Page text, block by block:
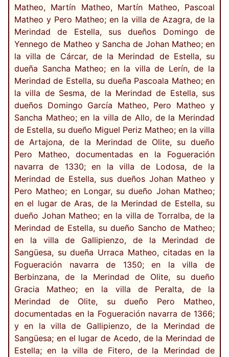
Matheo, Martín Matheo, Martín Matheo, Pascoal
Matheo y Pero Matheo; en la villa de Azagra, de la
Merindad de Estella, sus dueños Domingo de
Yennego de Matheo y Sancha de Johan Matheo; en
la villa de Cárcar, de la Merindad de Estella, su
dueña Sancha Matheo; en la villa de Lerín, de la
Merindad de Estella, su dueña Pascoala Matheo; en
la villa de Sesma, de la Merindad de Estella, sus
dueños Domingo García Matheo, Pero Matheo y
Sancha Matheo; en la villa de Allo, de la Merindad
de Estella, su dueño Miguel Periz Matheo; en la villa
de Artajona, de la Merindad de Olite, su dueño
Pero Matheo, documentadas en la Fogueración
navarra de 1330; en la villa de Lodosa, de la
Merindad de Estella, sus dueños Johan Matheo y
Pero Matheo; en Longar, su dueño Johan Matheo;
en el lugar de Aras, de la Merindad de Estella, su
dueño Johan Matheo; en la villa de Torralba, de la
Merindad de Estella, su dueño Sancho de Matheo;
en la villa de Gallipienzo, de la Merindad de
Sangüesa, su dueña Urraca Matheo, citadas en la
Fogueración navarra de 1350; en la villa de
Berbinzana, de la Merindad de Olite, su dueño
Gracia Matheo; en la villa de Peralta, de la
Merindad de Olite, su dueño Pero Matheo,
documentadas en la Fogueración navarra de 1366;
y en la villa de Gallipienzo, de la Merindad de
Sangüesa; en el lugar de Acedo, de la Merindad de
Estella; en la villa de Fitero, de la Merindad de